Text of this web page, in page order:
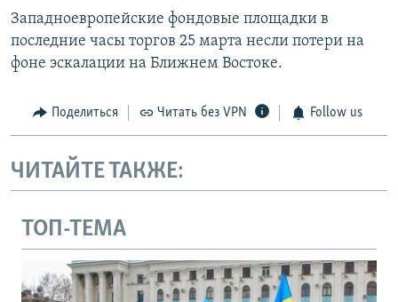
Западноевропейские фондовые площадки в
последние часы торгов 25 марта несли потери на
фоне эскалации на Ближнем Востоке.
Поделиться Читать без VPN Follow us
ЧИТАЙТЕ ТАКЖЕ:
ТОП-ТЕМА